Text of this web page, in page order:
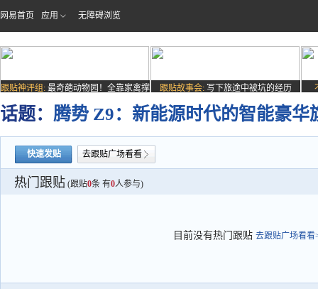
网易首页 应用 无障碍浏览
跟贴神评组: 最奇葩动物园！全靠家禽撑
场子
跟贴故事会: 写下旅途中被坑的经历
话题： 腾势 Z9：新能源时代的智能豪华
快速发贴 去跟贴广场看看
热门跟贴 (跟贴0条 有0人参与)
目前没有热门跟贴 去跟贴广场看看